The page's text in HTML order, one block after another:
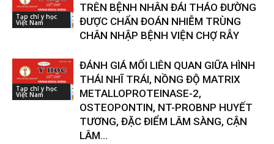
Tạp chí y học
Việt Nam
TRÊN BỆNH NHÂN ĐÁI THÁO ĐƯỜNG
ĐƯỢC CHẨN ĐOÁN NHIỄM TRÙNG
CHÂN NHẬP BỆNH VIỆN CHỢ RẪY
Tạp chí y học
Việt Nam
ĐÁNH GIÁ MỐI LIÊN QUAN GIỮA HÌNH
THÁI NHĨ TRÁI, NỒNG ĐỘ MATRIX
METALLOPROTEINASE-2,
OSTEOPONTIN, NT-PROBNP HUYẾT
TƯƠNG, ĐẶC ĐIỂM LÂM SÀNG, CẬN
LÂM...